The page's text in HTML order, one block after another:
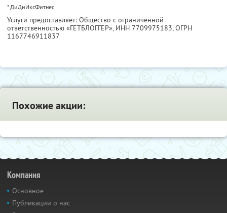
* ДиДиИксФитнес
Услуги предоставляет: Общество с ограниченной
ответственностью «ГЕТБЛОГГЕР», ИНН 7709975183, ОГРН
1167746911837
Похожие акции:
Компания
Основное
Публикации о нас